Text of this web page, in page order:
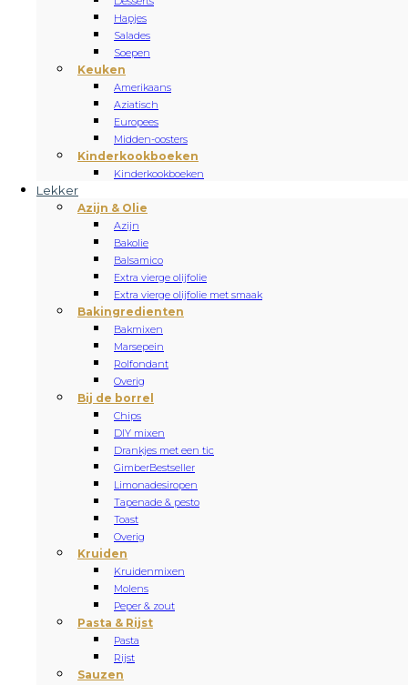
Hapjes
Salades
Soepen
Keuken
Amerikaans
Aziatisch
Europees
Midden-oosters
Kinderkookboeken
Kinderkookboeken
Lekker
Azijn & Olie
Azijn
Bakolie
Balsamico
Extra vierge olijfolie
Extra vierge olijfolie met smaak
Bakingredienten
Bakmixen
Marsepein
Rolfondant
Overig
Bij de borrel
Chips
DIY mixen
Drankjes met een tic
GimberBestseller
Limonadesiropen
Tapenade & pesto
Toast
Overig
Kruiden
Kruidenmixen
Molens
Peper & zout
Pasta & Rijst
Pasta
Rijst
Sauzen